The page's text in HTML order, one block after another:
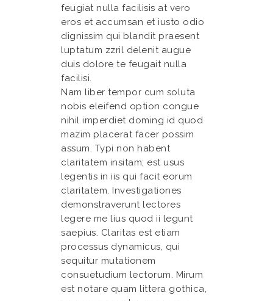
feugiat nulla facilisis at vero
eros et accumsan et iusto odio
dignissim qui blandit praesent
luptatum zzril delenit augue
duis dolore te feugait nulla
facilisi.
Nam liber tempor cum soluta
nobis eleifend option congue
nihil imperdiet doming id quod
mazim placerat facer possim
assum. Typi non habent
claritatem insitam; est usus
legentis in iis qui facit eorum
claritatem. Investigationes
demonstraverunt lectores
legere me lius quod ii legunt
saepius. Claritas est etiam
processus dynamicus, qui
sequitur mutationem
consuetudium lectorum. Mirum
est notare quam littera gothica,